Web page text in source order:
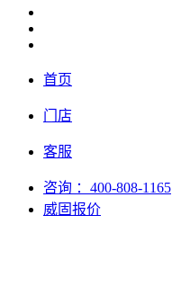
首页
门店
客服
咨询 ：400-808-1165
威固报价